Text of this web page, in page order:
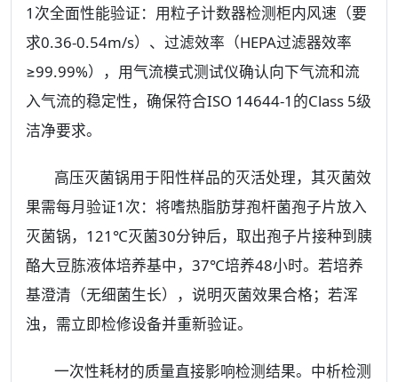
1次全面性能验证：用粒子计数器检测柜内风速（要
求0.36-0.54m/s）、过滤效率（HEPA过滤器效率
≥99.99%），用气流模式测试仪确认向下气流和流
入气流的稳定性，确保符合ISO 14644-1的Class 5级
洁净要求。
高压灭菌锅用于阳性样品的灭活处理，其灭菌效
果需每月验证1次：将嗜热脂肪芽孢杆菌孢子片放入
灭菌锅，121℃灭菌30分钟后，取出孢子片接种到胰
酪大豆胨液体培养基中，37℃培养48小时。若培养
基澄清（无细菌生长），说明灭菌效果合格；若浑
浊，需立即检修设备并重新验证。
一次性耗材的质量直接影响检测结果。中析检测